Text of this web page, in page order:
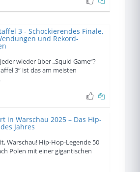
3 - Schockierendes Finale,
und Rekord-
wieder über „Squid Game“?
3“ ist das am meisten
in Warschau 2025 – Das Hip-
Jahres
Warschau! Hip-Hop-Legende 50
Polen mit einer gigantischen